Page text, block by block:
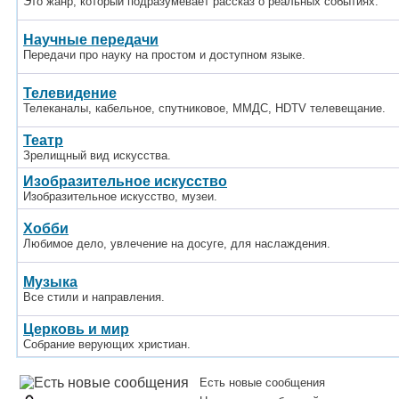
Научные передачи
Передачи про науку на простом и доступном языке.
Телевидение
Телеканалы, кабельное, спутниковое, ММДС, HDTV телевещание.
Театр
Зрелищный вид искусства.
Изобразительное искусство
Изобразительное искусство, музеи.
Хобби
Любимое дело, увлечение на досуге, для наслаждения.
Музыка
Все стили и направления.
Церковь и мир
Собрание верующих христиан.
Есть новые сообщения